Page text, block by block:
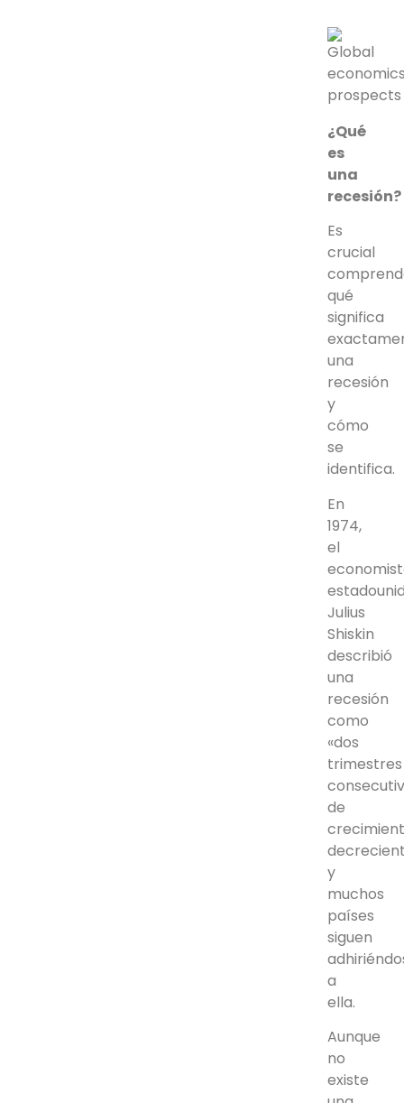
¿Qué
es
una
recesión?
Es
crucial
qué
significa
una
recesión
y
cómo
se
identifica.
En
1974,
el
Julius
Shiskin
describió
una
recesión
como
«dos
trimestres
de
y
muchos
países
siguen
a
ella.
Aunque
no
existe